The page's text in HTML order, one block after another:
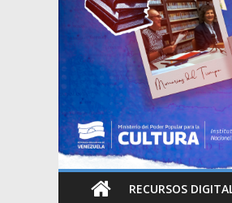
RECURSOS